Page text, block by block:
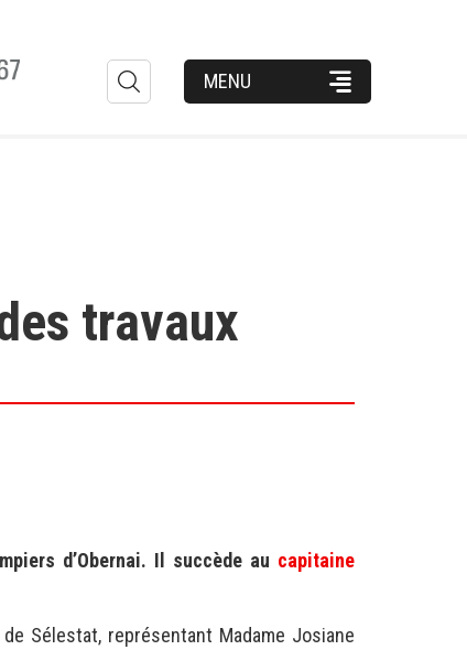
Formulaire
de
MENU
travaux
d’Obernai. Il succède au capitaine
Sélestat, représentant Madame Josiane